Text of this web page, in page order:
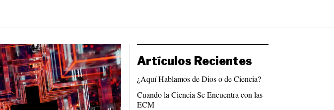
Artículos Recientes
¿Aquí Hablamos de Dios o de Ciencia?
Cuando la Ciencia Se Encuentra con las
ECM